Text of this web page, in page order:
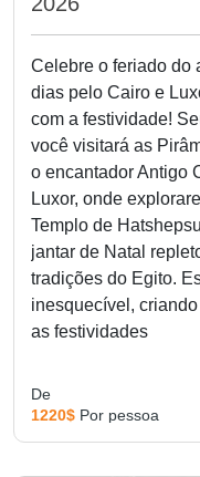
Celebre o feriado do
dias pelo Cairo e
com a festividade!
você visitará as
o encantador Antigo
Luxor, onde
Templo de
jantar de Natal
tradições do Egito.
inesquecível,
as festividades
De
1220$ Por pessoa